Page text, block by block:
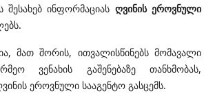
შესახებ ინფორმაციას ღვინის ეროვნული
მათ შორის, ითვალისწინებს მომავალი
ვენახის გაშენებაზე თანხმობას,
ეროვნული სააგენტო გასცემს.